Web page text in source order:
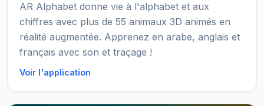
AR Alphabet donne vie à l'alphabet et aux
chiffres avec plus de 55 animaux 3D animés en
réalité augmentée. Apprenez en arabe, anglais et
français avec son et traçage !
Voir l'application